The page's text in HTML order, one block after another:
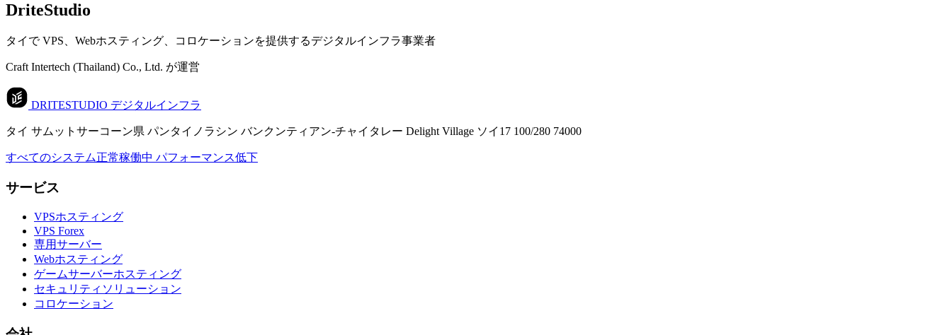
DriteStudio
タイで VPS、Webホスティング、コロケーションを提供するデジタルインフラ事業者
Craft Intertech (Thailand) Co., Ltd. が運営
DRITESTUDIO デジタルインフラ
タイ サムットサーコーン県 パンタイノラシン バンクンティアン-チャイタレー Delight Village ソイ17 100/280 74000
すべてのシステム正常稼働中 パフォーマンス低下
サービス
VPSホスティング
VPS Forex
専用サーバー
Webホスティング
ゲームサーバーホスティング
セキュリティソリューション
コロケーション